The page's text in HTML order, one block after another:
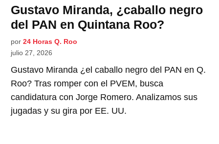
Gustavo Miranda, ¿caballo negro
del PAN en Quintana Roo?
por 24 Horas Q. Roo
julio 27, 2026
Gustavo Miranda ¿el caballo negro del PAN en Q.
Roo? Tras romper con el PVEM, busca
candidatura con Jorge Romero. Analizamos sus
jugadas y su gira por EE. UU.